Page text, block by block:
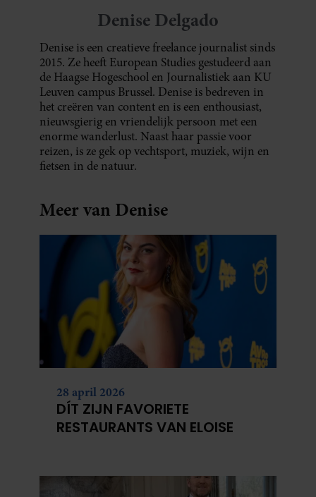
Denise Delgado
Denise is een creatieve freelance journalist sinds
2015. Ze heeft European Studies gestudeerd aan
de Haagse Hogeschool en Journalistiek aan KU
Leuven campus Brussel. Denise is bedreven in
het creëren van content en is een enthousiast,
nieuwsgierig en vriendelijk persoon met een
enorme wanderlust. Naast haar passie voor
reizen, is ze gek op vechtsport, muziek, wijn en
fietsen in de natuur.
Meer van Denise
28 april 2026
DÍT ZIJN FAVORIETE
RESTAURANTS VAN ELOISE